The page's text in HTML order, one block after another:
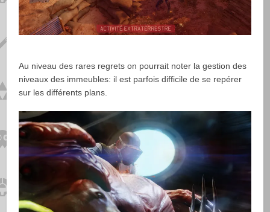
Au niveau des rares regrets on pourrait noter la gestion des
niveaux des immeubles: il est parfois difficile de se repérer
sur les différents plans.